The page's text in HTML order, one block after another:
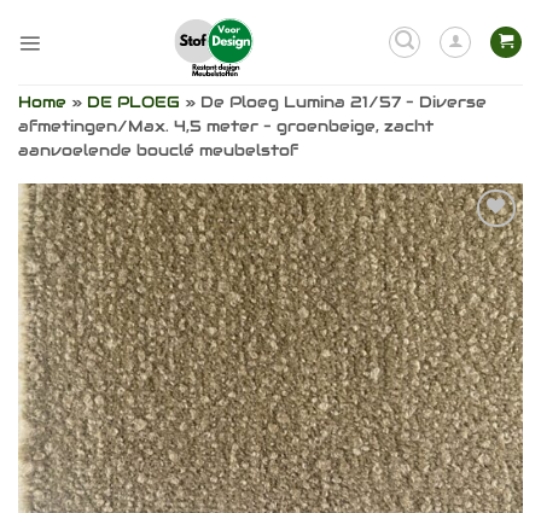
naar
Home » DE PLOEG » De Ploeg Lumina 21/57 – Diverse
afmetingen/Max. 4,5 meter – groenbeige, zacht
aanvoelende bouclé meubelstof
Toevoegen
aan
verlanglijst